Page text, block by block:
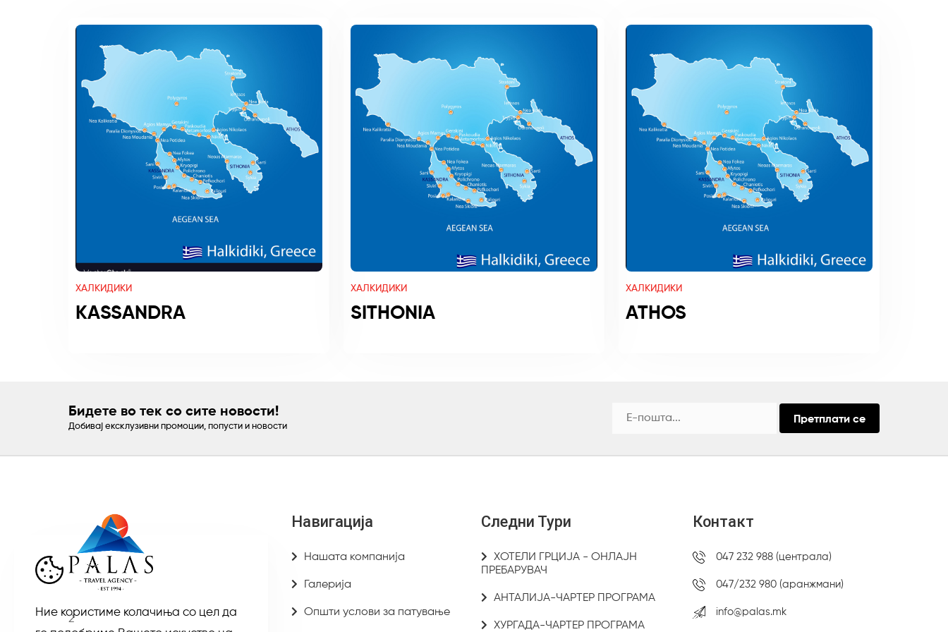
ХАЛКИДИКИ
KASSANDRA
ХАЛКИДИКИ
SITHONIA
ХАЛКИДИКИ
ATHOS
Ние користиме колачиња со цел да
Бидете во тек со сите новости!
Добивај ексклузивни промоции, попусти и новости
Претплати се
2
Навигација
Нашата компанија
Галерија
Општи услови за патување
Следни Тури
ХОТЕЛИ ГРЦИЈА - ОНЛАЈН
ПРЕБАРУВАЧ
АНТАЛИЈА-ЧАРТЕР ПРОГРАМА
ХУРГАДА-ЧАРТЕР ПРОГРАМА
Контакт
047 232 988 (централа)
047/232 980 (аранжмани)
info@palas.mk